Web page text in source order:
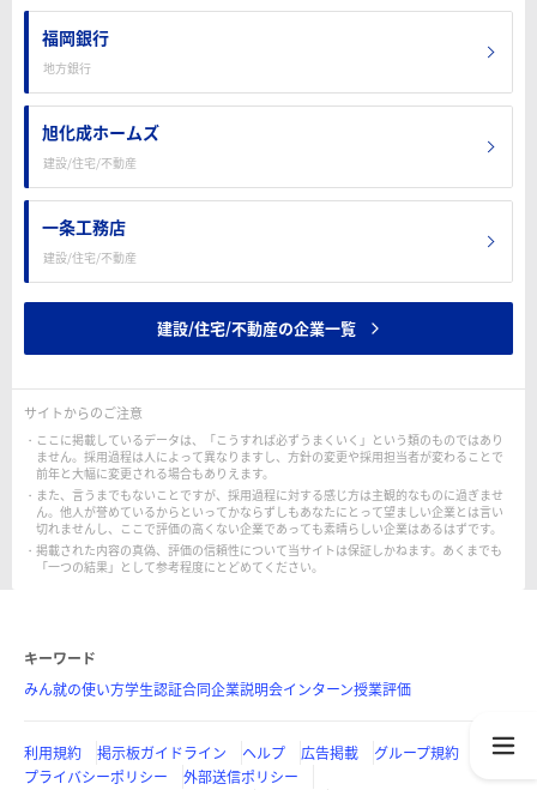
福岡銀行
地方銀行
旭化成ホームズ
建設/住宅/不動産
一条工務店
建設/住宅/不動産
建設/住宅/不動産の企業一覧
サイトからのご注意
ここに掲載しているデータは、「こうすれば必ずうまくいく」という類のものではあり
ません。採用過程は人によって異なりますし、方針の変更や採用担当者が変わることで
前年と大幅に変更される場合もありえます。
また、言うまでもないことですが、採用過程に対する感じ方は主観的なものに過ぎませ
ん。他人が誉めているからといってかならずしもあなたにとって望ましい企業とは言い
切れませんし、ここで評価の高くない企業であっても素晴らしい企業はあるはずです。
掲載された内容の真偽、評価の信頼性について当サイトは保証しかねます。あくまでも
「一つの結果」として参考程度にとどめてください。
キーワード
みん就の使い方学生認証合同企業説明会インターン授業評価
利用規約 掲示板ガイドライン ヘルプ 広告掲載
グループ規約
プライバシーポリシー
外部送信ポリシー